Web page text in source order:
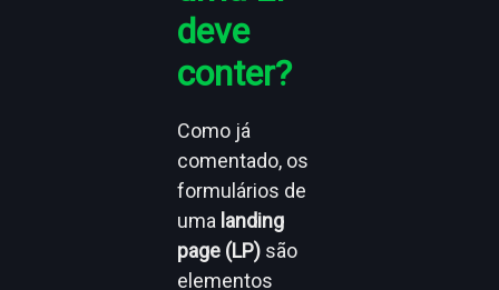
deve
conter?
Como já
comentado, os
formulários de
uma landing
page (LP) são
elementos